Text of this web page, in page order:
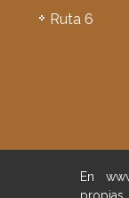
Ruta 6
/
En